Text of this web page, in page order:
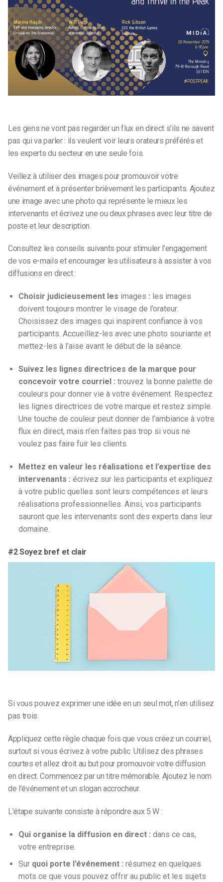
Les gens ne vont pas regarder un flux en direct s’ils ne savent
pas qui va parler : ils veulent voir leurs orateurs préférés et
les experts du secteur en une seule fois.
Veillez à utiliser des images pour promouvoir votre
événement et à présenter brièvement les participants. Ajoutez
une image avec une photo qui représente le mieux les
intervenants et écrivez une ou deux phrases avec leur titre de
poste et leur description.
Consultez les conseils suivants pour stimuler l’engagement
de vos e-mails et encourager les utilisateurs à assister à vos
diffusions en direct :
Choisir judicieusement les images : les images
doivent toujours montrer le visage de l’orateur.
Choisissez des images qui inspirent confiance à vos
participants. Accueillez-les avec une photo souriante et
mettez-les à l’aise avant le début de la séance.
Suivez les lignes directrices de la marque pour
concevoir votre courriel : trouvez la bonne palette de
couleurs pour donner vie à votre événement. Respectez
les lignes directrices de votre marque et restez simple.
Une touche de couleur peut donner de l’ambiance à votre
flux en direct, mais n’en faites pas trop si vous ne
voulez pas faire fuir les clients.
Mettez en valeur les réalisations et l’expertise des
intervenants : écrivez sur les participants et expliquez
à votre public quelles sont leurs compétences et leurs
réalisations professionnelles. Ainsi, vos participants
sauront que les intervenants sont des experts dans leur
domaine.
#2 Soyez bref et clair
Si vous pouvez exprimer une idée en un seul mot, n’en utilisez
pas trois.
Appliquez cette règle chaque fois que vous créez un courriel,
surtout si vous écrivez à votre public. Utilisez des phrases
courtes et allez droit au but pour promouvoir votre diffusion
en direct. Commencez par un titre mémorable. Ajoutez le nom
de l’événement et un slogan accrocheur.
L’étape suivante consiste à répondre aux 5 W :
Qui organise la diffusion en direct : dans ce cas,
votre entreprise.
Sur quoi porte l’événement : résumez en quelques
mots ce que vous pouvez offrir au public et les sujets